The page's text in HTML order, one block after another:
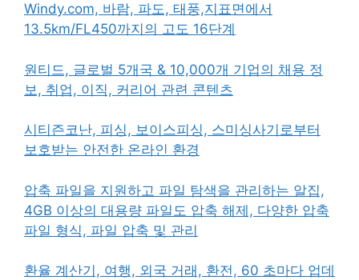
Windy.com, 바람, 파도, 태풍,지표면에서
13.5km/FL450까지의 고도 16단계
원티드, 글로벌 5개국 & 10,000개 기업의 채용 정
보, 취업, 이직, 커리어 관련 콘텐츠
시티즌코난, 피싱, 보이스피싱, 스미싱사기로부터
보호받는 안전한 온라인 환경
압축 파일을 지원하고 파일 탐색을 관리하는 알집,
4GB 이상의 대용량 파일도 압축 해제, 다양한 압축
파일 형식, 파일 압축 및 관리
환율 계산기, 여행, 외국 거래, 환전, 60 초마다 업데